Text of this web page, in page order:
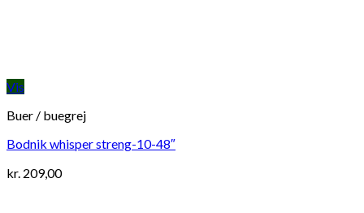
Vis
Buer / buegrej
Bodnik whisper streng-10-48″
kr. 209,00